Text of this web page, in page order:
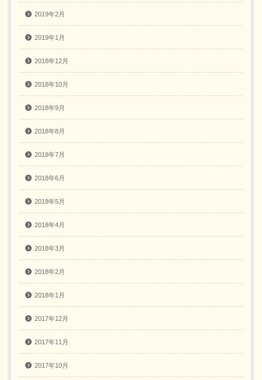
2019年2月
2019年1月
2018年12月
2018年10月
2018年9月
2018年8月
2018年7月
2018年6月
2018年5月
2018年4月
2018年3月
2018年2月
2018年1月
2017年12月
2017年11月
2017年10月